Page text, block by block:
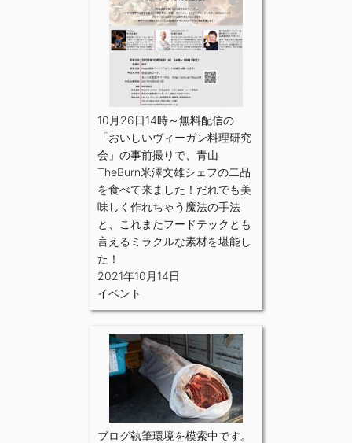
10月26日14時～無料配信の
「おいしいヴィーガン料理研究
会」の事前撮りで、青山
TheBurn米澤文雄シェフの二品
を食べて来ました！だれでも美
味しく作れちゃう魔法の手法
と、これまたフードテックとも
言えるミラクルな素材を堪能し
た！
2021年10月14日
イベント
ブログ執筆環境を模索中です。